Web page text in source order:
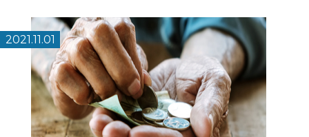
2021.11.01